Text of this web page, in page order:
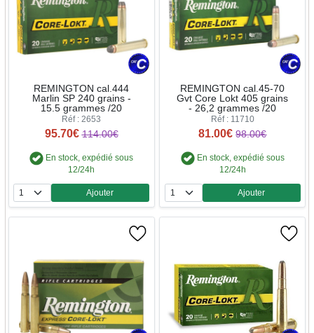
REMINGTON cal.444
Marlin SP 240 grains -
15.5 grammes /20
Réf : 2653
95.70€ 114.00€
En stock, expédié sous
12/24h
Quantité
Ajouter
REMINGTON cal.45-70
Gvt Core Lokt 405 grains
- 26,2 grammes /20
Réf : 11710
81.00€ 98.00€
En stock, expédié sous
12/24h
Quantité
Ajouter